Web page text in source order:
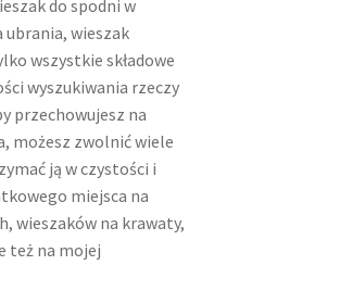
do spodni w
ubrania, wieszak
wszystkie składowe
wyszukiwania rzeczy
przechowujesz na
możesz zwolnić wiele
ją w czystości i
miejsca na
wieszaków na krawaty,
też na mojej